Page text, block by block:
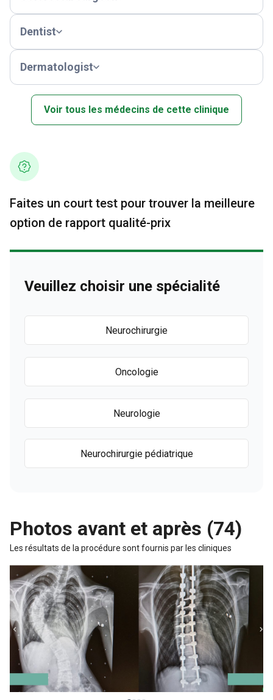
Dentist
Dermatologist
Voir tous les médecins de cette clinique
Faites un court test pour trouver la meilleure
option de rapport qualité-prix
Veuillez choisir une spécialité
Neurochirurgie
Oncologie
Neurologie
Neurochirurgie pédiatrique
Photos avant et après (74)
Les résultats de la procédure sont fournis par les cliniques